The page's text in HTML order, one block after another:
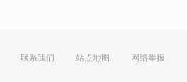
联系我们 站点地图 网络举报